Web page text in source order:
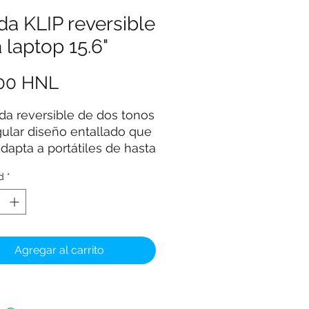
KLIP reversible
laptop 15.6"
HNL
reversible de dos tonos
diseño entallado que
a portátiles de hasta
una capa protectora
amortiguar mejor los
de 4 mm utilizado
los trajes de buzo
*
Agregar al carrito